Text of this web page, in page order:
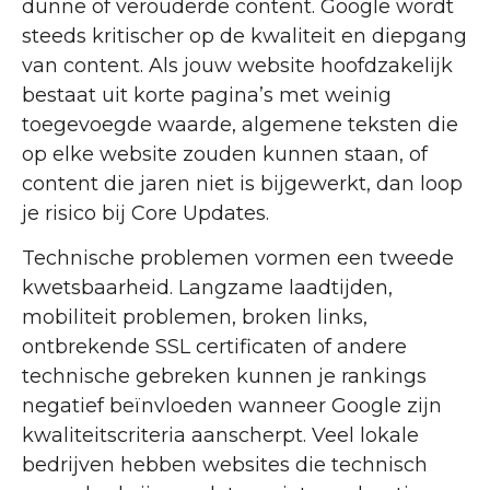
dunne of verouderde content. Google wordt
steeds kritischer op de kwaliteit en diepgang
van content. Als jouw website hoofdzakelijk
bestaat uit korte pagina’s met weinig
toegevoegde waarde, algemene teksten die
op elke website zouden kunnen staan, of
content die jaren niet is bijgewerkt, dan loop
je risico bij Core Updates.
Technische problemen vormen een tweede
kwetsbaarheid. Langzame laadtijden,
mobiliteit problemen, broken links,
ontbrekende SSL certificaten of andere
technische gebreken kunnen je rankings
negatief beïnvloeden wanneer Google zijn
kwaliteitscriteria aanscherpt. Veel lokale
bedrijven hebben websites die technisch